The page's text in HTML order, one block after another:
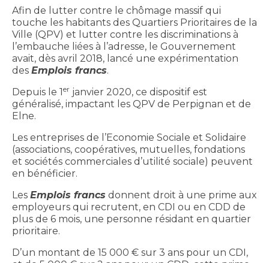
Afin de lutter contre le chômage massif qui
touche les habitants des Quartiers Prioritaires de la
Ville (QPV) et lutter contre les discriminations à
l’embauche liées à l’adresse, le Gouvernement
avait, dès avril 2018, lancé une expérimentation
des Emplois francs.
Depuis le 1er janvier 2020, ce dispositif est
généralisé, impactant les QPV de Perpignan et de
Elne.
Les entreprises de l’Economie Sociale et Solidaire
(associations, coopératives, mutuelles, fondations
et sociétés commerciales d’utilité sociale) peuvent
en bénéficier.
Les Emplois francs donnent droit à une prime aux
employeurs qui recrutent, en CDI ou en CDD de
plus de 6 mois, une personne résidant en quartier
prioritaire.
D’un montant de 15 000 € sur 3 ans pour un CDI,